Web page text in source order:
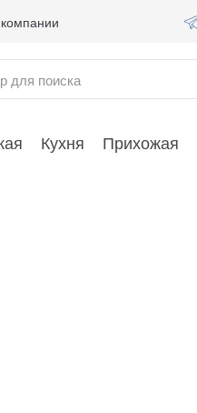
Кухня Прихожая